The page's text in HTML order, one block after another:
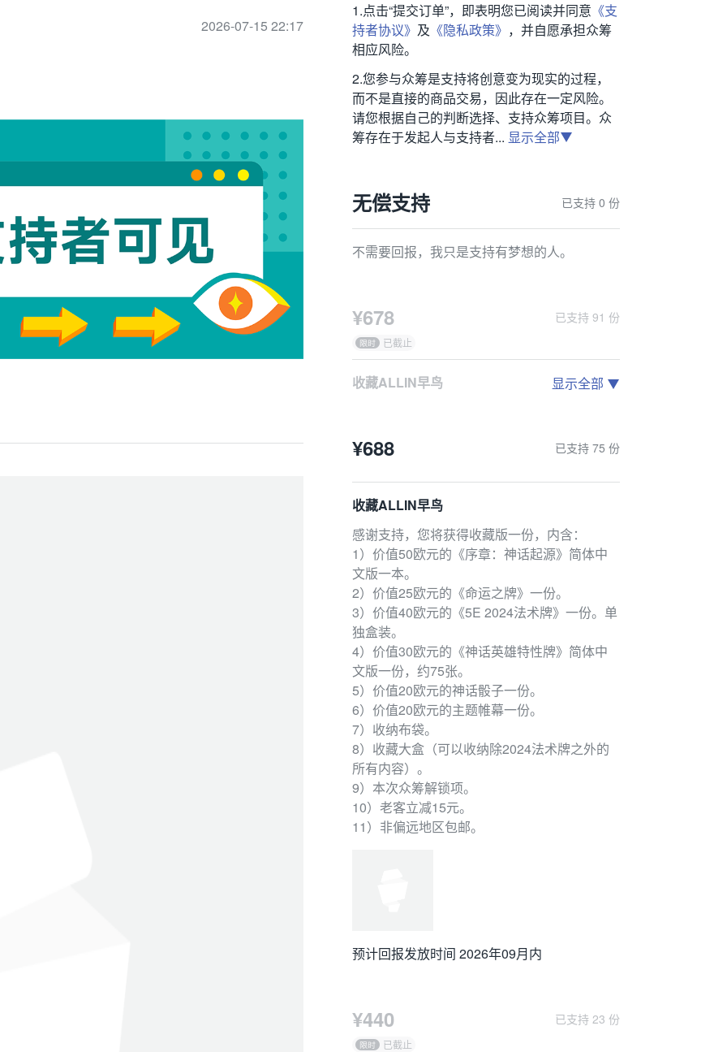
1.点击“提交订单”，即表明您已阅读并同意 《支
持者协议》 及 《隐私政策》 ，并自愿承担众筹
相应风险。
2.您参与众筹是支持将创意变为现实的过程，
而不是直接的商品交易，因此存在一定风险。
请您根据自己的判断选择、支持众筹项目。众
筹存在于发起人与支持者... 显示全部
无偿支持 已支持 0 份
不需要回报，我只是支持有梦想的人。
¥678 已支持 91 份
已截止
收藏ALLIN早鸟
2）价值25欧元的《命运之牌》一份。
5）价值20欧元的神话骰子一份。
6）价值20欧元的主题帷幕一份。
7）收纳布袋。
8）收藏大盒（可以收纳除2024法术牌之外的所有内容）。
9）本次众筹解锁项。
10）老客立减15元。
11）非偏远地区包邮。
预计回报发放时间 2026年09月内
显示全部
¥688 已支持 75 份
收藏ALLIN早鸟
感谢支持，您将获得收藏版一份，内含：
1）价值50欧元的《序章：神话起源》简体中
文版一本。
2）价值25欧元的《命运之牌》一份。
3）价值40欧元的《5E 2024法术牌》一份。单
独盒装。
4）价值30欧元的《神话英雄特性牌》简体中
文版一份，约75张。
5）价值20欧元的神话骰子一份。
6）价值20欧元的主题帷幕一份。
7）收纳布袋。
8）收藏大盒（可以收纳除2024法术牌之外的
所有内容）。
9）本次众筹解锁项。
10）老客立减15元。
11）非偏远地区包邮。
预计回报发放时间 2026年09月内
¥440 已支持 23 份
已截止
2026-07-15 22:17